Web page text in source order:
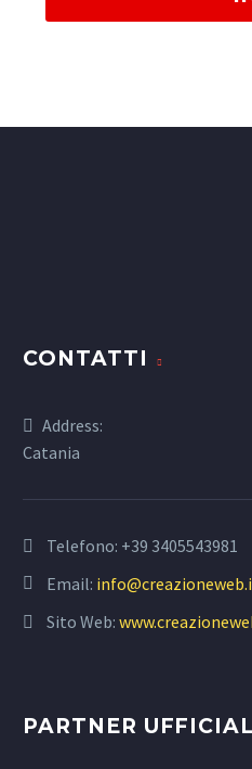
CONTATTI
Address:
Catania
Telefono: +39 3405543981
Email:
Sito Web:
PARTNER